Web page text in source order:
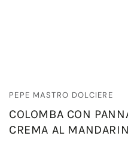
PEPE MASTRO DOLCIERE
COLOMBA CON
CREMA AL